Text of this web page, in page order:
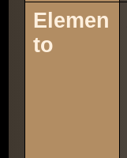
Elemen
to